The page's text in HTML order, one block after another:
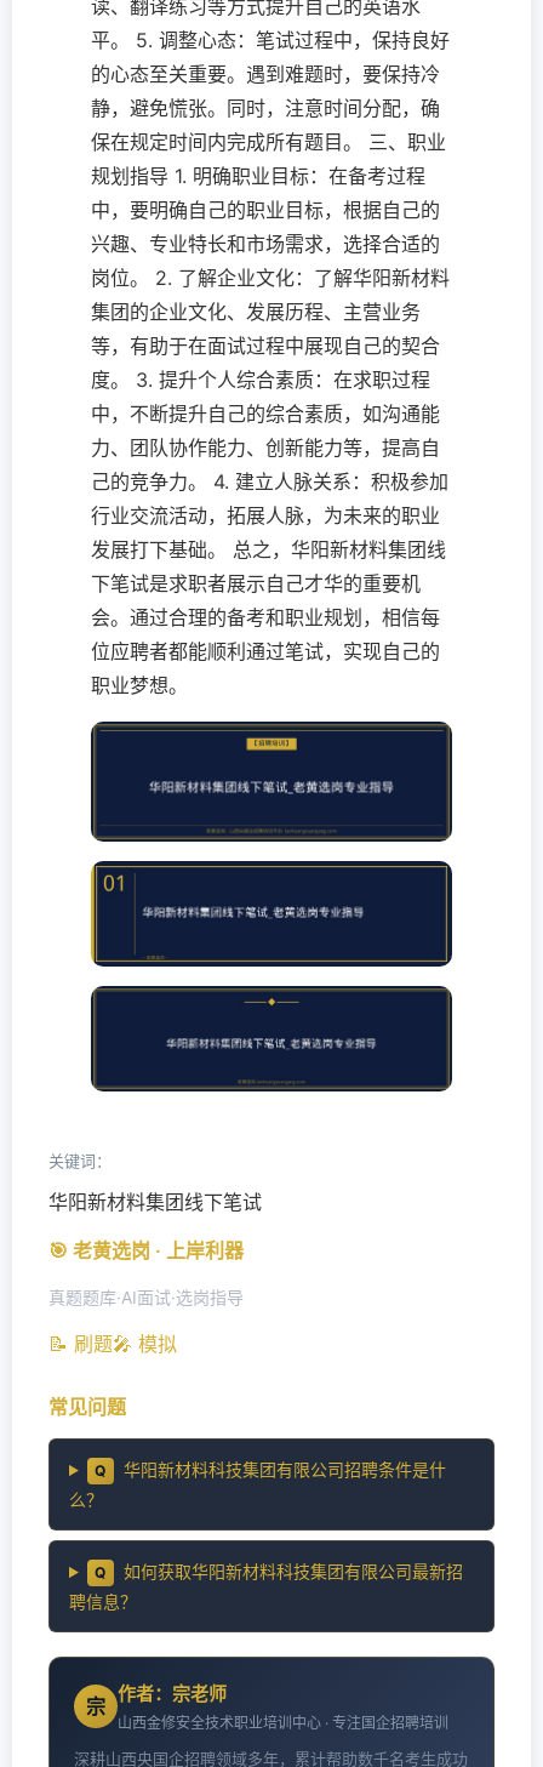
读、翻译练习等方式提升自己的英语水
平。 5. 调整心态：笔试过程中，保持良好
的心态至关重要。遇到难题时，要保持冷
静，避免慌张。同时，注意时间分配，确
保在规定时间内完成所有题目。 三、职业
规划指导 1. 明确职业目标：在备考过程
中，要明确自己的职业目标，根据自己的
兴趣、专业特长和市场需求，选择合适的
岗位。 2. 了解企业文化：了解华阳新材料
集团的企业文化、发展历程、主营业务
等，有助于在面试过程中展现自己的契合
度。 3. 提升个人综合素质：在求职过程
中，不断提升自己的综合素质，如沟通能
力、团队协作能力、创新能力等，提高自
己的竞争力。 4. 建立人脉关系：积极参加
行业交流活动，拓展人脉，为未来的职业
发展打下基础。 总之，华阳新材料集团线
下笔试是求职者展示自己才华的重要机
会。通过合理的备考和职业规划，相信每
位应聘者都能顺利通过笔试，实现自己的
职业梦想。
关键词：
华阳新材料集团线下笔试
🎯 老黄选岗 · 上岸利器
真题题库·AI面试·选岗指导
📝 刷题🎤 模拟
常见问题
Q
华阳新材料科技集团有限公司招聘条件是什
么？
Q
如何获取华阳新材料科技集团有限公司最新招
聘信息？
宗
作者：宗老师
山西金修安全技术职业培训中心 · 专注国企招聘培训
深耕山西央国企招聘领域多年，累计帮助数千名考生成功